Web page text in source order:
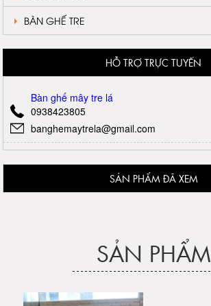
BÀN GHẾ TRE
HỖ TRỢ TRỰC TUYẾN
Bàn ghế mây tre lá
0938423805
banghemaytrela@gmail.com
SẢN PHẨM ĐÃ XEM
SẢN PHẨM